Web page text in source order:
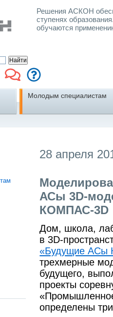
Решения АСКОН
ступенях
обучаются
Молодым специалистам
28 апреля
АСы 3D-
КОМПАС-3D
Дом, школа,
в 3D-
«Будущие АСы
трехмерные
будущего,
проекты
«Промышленное
определены